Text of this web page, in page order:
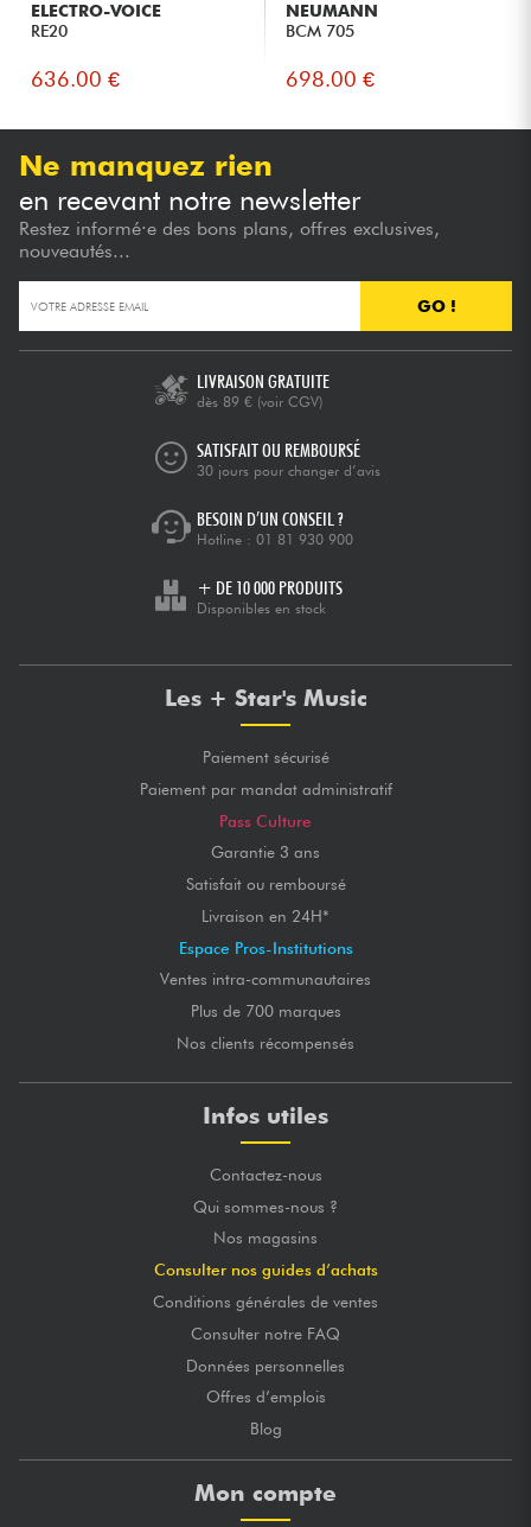
ELECTRO-VOICE
RE20
636.00 €
NEUMANN
BCM 705
698.00 €
Ne manquez rien
en recevant notre newsletter
Restez informé·e des bons plans, offres exclusives,
nouveautés...
GO !
LIVRAISON GRATUITE
dès 89 € (voir CGV)
SATISFAIT OU REMBOURSÉ
30 jours pour changer d’avis
BESOIN D’UN CONSEIL ?
Hotline : 01 81 930 900
+ DE 10 000 PRODUITS
Disponibles en stock
Les + Star's Music
Paiement sécurisé
Paiement par mandat administratif
Pass Culture
Garantie 3 ans
Satisfait ou remboursé
Livraison en 24H*
Espace Pros-Institutions
Ventes intra-communautaires
Plus de 700 marques
Nos clients récompensés
Infos utiles
Contactez-nous
Qui sommes-nous ?
Nos magasins
Consulter nos guides d’achats
Conditions générales de ventes
Consulter notre FAQ
Données personnelles
Offres d’emplois
Blog
Mon compte